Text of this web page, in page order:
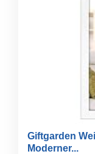
Giftgarden
Moderner...